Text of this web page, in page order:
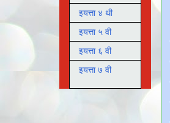
इयत्ता ४ थी
इयत्ता ५ वी
इयत्ता ६ वी
इयत्ता ७ वी